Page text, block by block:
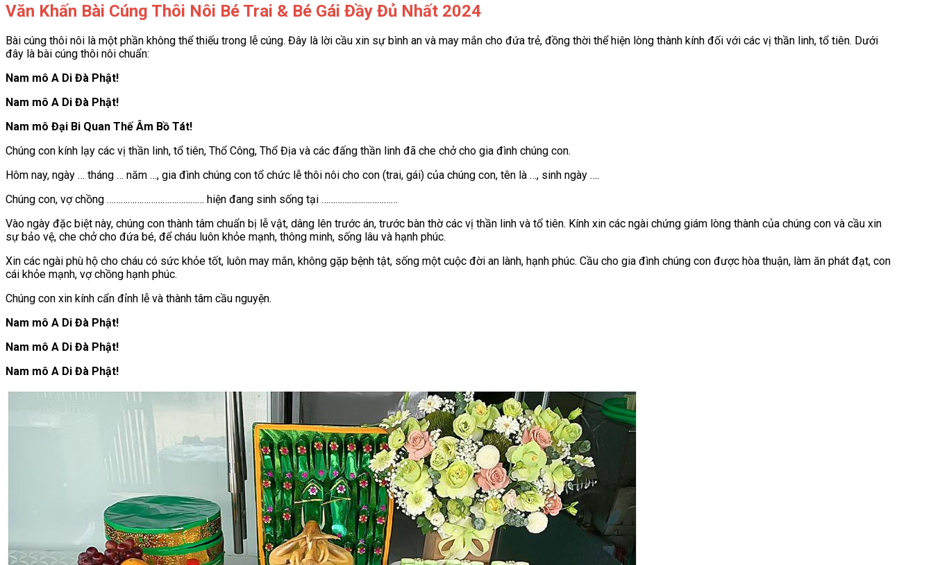
Văn Khấn Bài Cúng Thôi Nôi Bé Trai & Bé Gái Đầy Đủ Nhất 2024
Bài cúng thôi nôi là một phần không thể thiếu trong lễ cúng. Đây là lời cầu xin sự bình an và may mắn cho đứa trẻ, đồng thời thể hiện lòng thành kính đối với các vị thần linh, tổ tiên. Dưới
đây là bài cúng thôi nôi chuẩn:
Nam mô A Di Đà Phật!
Nam mô A Di Đà Phật!
Nam mô Đại Bi Quan Thế Âm Bồ Tát!
Chúng con kính lạy các vị thần linh, tổ tiên, Thổ Công, Thổ Địa và các đấng thần linh đã che chở cho gia đình chúng con.
Hôm nay, ngày … tháng … năm …, gia đình chúng con tổ chức lễ thôi nôi cho con (trai, gái) của chúng con, tên là …, sinh ngày ….
Chúng con, vợ chồng …………………………………… hiện đang sinh sống tại ……………………………
Vào ngày đặc biệt này, chúng con thành tâm chuẩn bị lễ vật, dâng lên trước án, trước bàn thờ các vị thần linh và tổ tiên. Kính xin các ngài chứng giám lòng thành của chúng con và cầu xin
sự bảo vệ, che chở cho đứa bé, để cháu luôn khỏe mạnh, thông minh, sống lâu và hạnh phúc.
Xin các ngài phù hộ cho cháu có sức khỏe tốt, luôn may mắn, không gặp bệnh tật, sống một cuộc đời an lành, hạnh phúc. Cầu cho gia đình chúng con được hòa thuận, làm ăn phát đạt, con
cái khỏe mạnh, vợ chồng hạnh phúc.
Chúng con xin kính cẩn đỉnh lễ và thành tâm cầu nguyện.
Nam mô A Di Đà Phật!
Nam mô A Di Đà Phật!
Nam mô A Di Đà Phật!